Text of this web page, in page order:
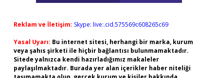
Reklam ve İletişim: Skype: live:.cid.575569c608265c69
Yasal Uyarı: Bu internet sitesi, herhangi bir marka, kurum
veya şahıs şirketi ile hiçbir bağlantısı bulunmamaktadır.
Sitede yalnızca kendi hazırladığımız makaleler
paylaşılmaktadır. Burada yer alan içerikler haber niteliği